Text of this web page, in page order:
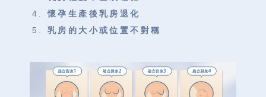
懷孕生產後乳房退化
乳房的大小或位置不對稱